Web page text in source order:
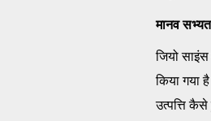
मानव
जियो
किया गया
उत्पत्ति